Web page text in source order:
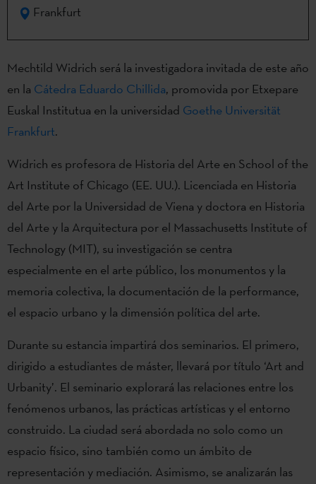
Frankfurt
Mechtild Widrich será la investigadora invitada de este año
en la Cátedra Eduardo Chillida, promovida por Etxepare
Euskal Institutua en la universidad Goethe Universität
Frankfurt.
Widrich es profesora de Historia del Arte en School of the
Art Institute of Chicago (EE. UU.). Licenciada en Historia
del Arte por la Universidad de Viena y doctora en Historia
del Arte y la Arquitectura por el Massachusetts Institute of
Technology (MIT), su investigación se centra
especialmente en el arte público, los monumentos y la
memoria colectiva, la documentación de la performance,
el espacio urbano y la dimensión política del arte.
Durante su estancia impartirá dos seminarios. El primero,
dirigido a estudiantes de máster, llevará por título ‘Art and
Urbanity’. El seminario explorará las relaciones entre los
fenómenos urbanos, las prácticas artísticas y el entorno
construido. La ciudad será abordada no solo como un
espacio físico, sino también como un ámbito de
representación y mediación. Asimismo, se analizarán las